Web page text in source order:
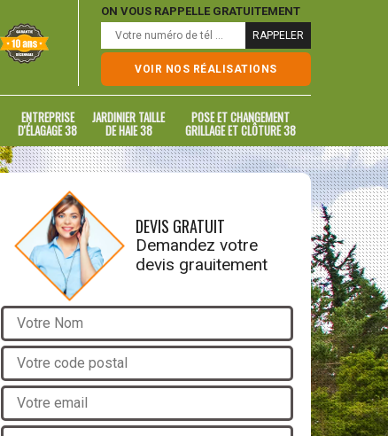
ON VOUS RAPPELLE GRATUITEMENT
VOIR NOS RÉALISATIONS
ENTREPRISE
D'ÉLAGAGE 38
JARDINIER TAILLE
DE HAIE 38
POSE ET CHANGEMENT
GRILLAGE ET CLÔTURE 38
DEVIS GRATUIT
Demandez votre
devis grauitement